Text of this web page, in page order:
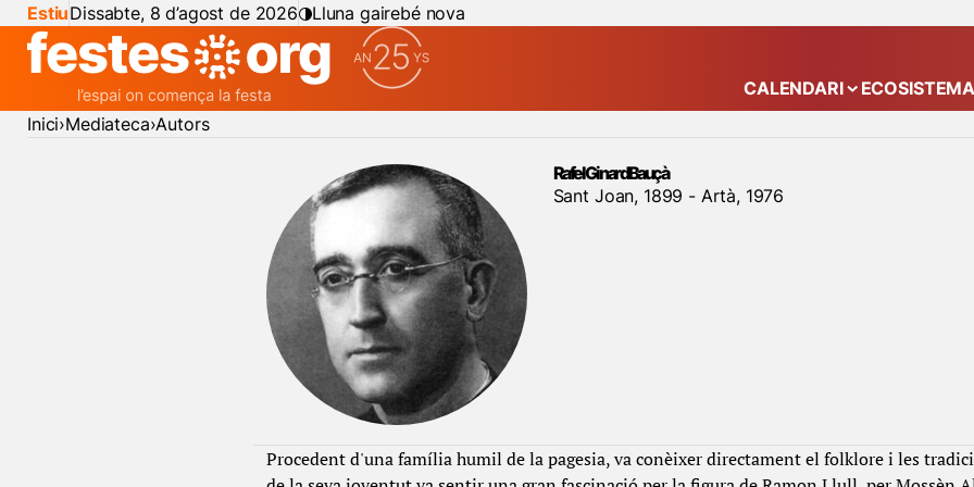
EstiuDissabte, 8 d’agost de 2026 Lluna gairebé nova
CALENDARI Mostra el
ECOSISTEMA
Inici Mediateca Autors
Rafel Ginard Bauçà
Sant Joan, 1899 - Artà, 1976
Procedent d'una família humil de la pagesia, va conèixer directament el folklore i les